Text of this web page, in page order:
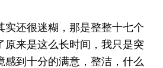
实还很迷糊，那是整整十七个
原来是这么长时间，我只是突
感到十分的满意，整洁，什么